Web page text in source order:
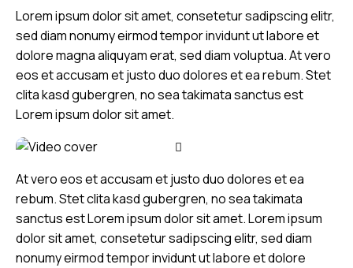
Lorem ipsum dolor sit amet, consetetur sadipscing elitr,
sed diam nonumy eirmod tempor invidunt ut labore et
dolore magna aliquyam erat, sed diam voluptua. At vero
eos et accusam et justo duo dolores et ea rebum. Stet
clita kasd gubergren, no sea takimata sanctus est
Lorem ipsum dolor sit amet.
At vero eos et accusam et justo duo dolores et ea
rebum. Stet clita kasd gubergren, no sea takimata
sanctus est Lorem ipsum dolor sit amet. Lorem ipsum
dolor sit amet, consetetur sadipscing elitr, sed diam
nonumy eirmod tempor invidunt ut labore et dolore